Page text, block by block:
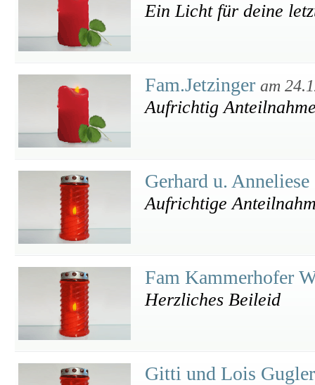
Ein Licht für deine
Fam.Jetzinger am
Aufrichtig
Gerhard u.
Aufrichtige
Fam Kammerhofer
Herzliches Beileid
Gitti und Lois